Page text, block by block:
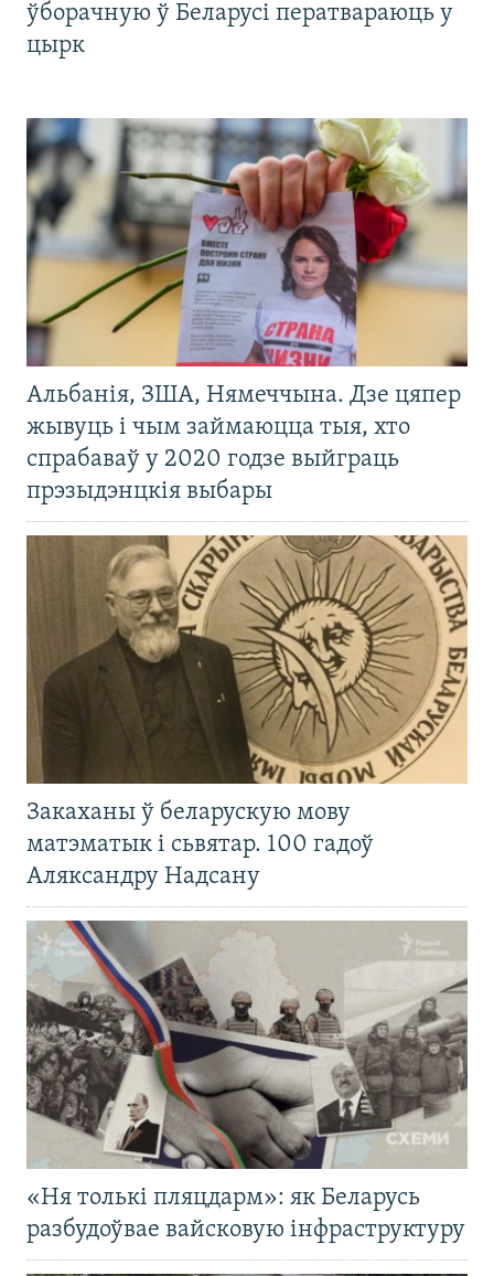
ўборачную ў Беларусі ператвараюць у
цырк
Альбанія, ЗША, Нямеччына. Дзе цяпер
жывуць і чым займаюцца тыя, хто
спрабаваў у 2020 годзе выйграць
прэзыдэнцкія выбары
Закаханы ў беларускую мову
матэматык і сьвятар. 100 гадоў
Аляксандру Надсану
«Ня толькі пляцдарм»: як Беларусь
разбудоўвае вайсковую інфраструктуру